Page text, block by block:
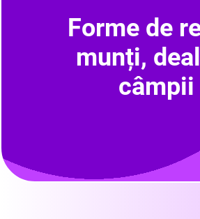
Forme de
munți,
câmpii